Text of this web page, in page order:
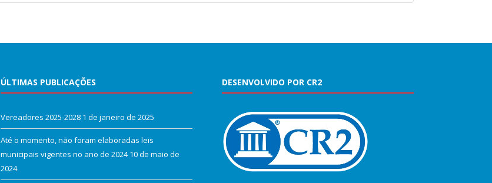
ÚLTIMAS PUBLICAÇÕES
Vereadores 2025-2028 1 de janeiro de 2025
Até o momento, não foram elaboradas leis
municipais vigentes no ano de 2024 10 de maio de
2024
DESENVOLVIDO POR CR2